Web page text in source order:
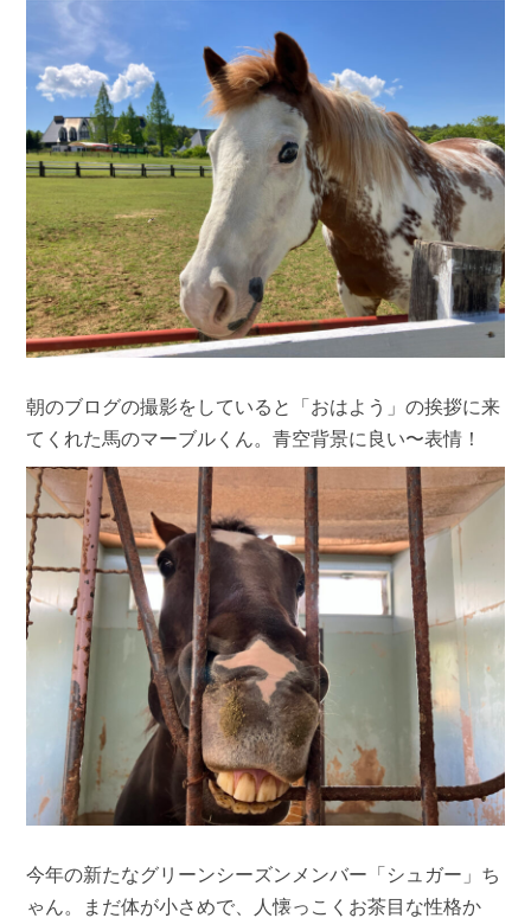
朝のブログの撮影をしていると「おはよう」の挨拶に来
てくれた馬のマーブルくん。青空背景に良い〜表情！
今年の新たなグリーンシーズンメンバー「シュガー」ち
ゃん。まだ体が小さめで、人懐っこくお茶目な性格か